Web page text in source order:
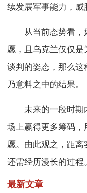
续发展军事能力，威
从当前态势看，
愿，且乌克兰仅仅
谈判的姿态，那么
乃意料之中的结果。
未来的一段时期
场上赢得更多筹码
愿。由此观之，距
还需经历漫长的过程
最新文章